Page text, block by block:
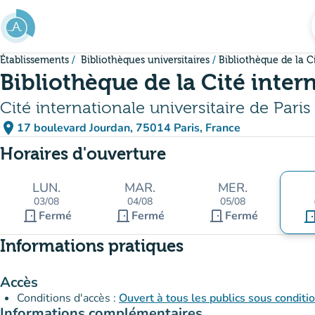
Aller au contenu principal
Établissements Bibliothèques universitaires Bibliothèque de la
Bibliothèque de la Cité
Cité internationale universitaire de Paris
place 17 boulevard Jourdan, 75014 Paris, France
(ouvrir dans Google Maps)
(nouvel onglet)
Horaires d'ouverture
LUN.
03/08
door_front Fermé
MAR.
04/08
door_front Fermé
MER.
05/08
door_front Fermé door_front
Informations pratiques
Accès
Conditions d'accès : Ouvert à tous les publics sous